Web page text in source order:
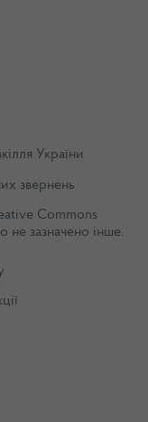
України
звернень
Commons
не зазначено інше.